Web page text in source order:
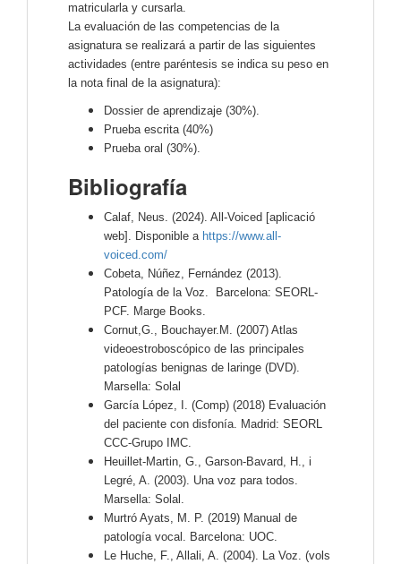
matricularla y cursarla.
La evaluación de las competencias de la
asignatura se realizará a partir de las siguientes
actividades (entre paréntesis se indica su peso en
la nota final de la asignatura):
Dossier de aprendizaje (30%).
Prueba escrita (40%)
Prueba oral (30%).
Bibliografía
Calaf, Neus. (2024). All-Voiced [aplicació
web]. Disponible a https://www.all-
voiced.com/
Cobeta, Núñez, Fernández (2013).
Patología de la Voz. Barcelona: SEORL-
PCF. Marge Books.
Cornut,G., Bouchayer.M. (2007) Atlas
videoestroboscópico de las principales
patologías benignas de laringe (DVD).
Marsella: Solal
García López, I. (Comp) (2018) Evaluación
del paciente con disfonía. Madrid: SEORL
CCC-Grupo IMC.
Heuillet-Martin, G., Garson-Bavard, H., i
Legré, A. (2003). Una voz para todos.
Marsella: Solal.
Murtró Ayats, M. P. (2019) Manual de
patología vocal. Barcelona: UOC.
Le Huche, F., Allali, A. (2004). La Voz. (vols